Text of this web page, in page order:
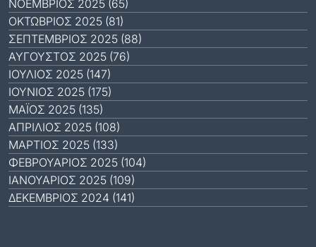
ΝΟΈΜΒΡΙΟΣ 2025 (65)
ΟΚΤΏΒΡΙΟΣ 2025 (81)
ΣΕΠΤΈΜΒΡΙΟΣ 2025 (88)
ΑΎΓΟΥΣΤΟΣ 2025 (76)
ΙΟΎΛΙΟΣ 2025 (147)
ΙΟΎΝΙΟΣ 2025 (175)
ΜΆΙΟΣ 2025 (135)
ΑΠΡΊΛΙΟΣ 2025 (108)
ΜΆΡΤΙΟΣ 2025 (133)
ΦΕΒΡΟΥΆΡΙΟΣ 2025 (104)
ΙΑΝΟΥΆΡΙΟΣ 2025 (109)
ΔΕΚΈΜΒΡΙΟΣ 2024 (141)